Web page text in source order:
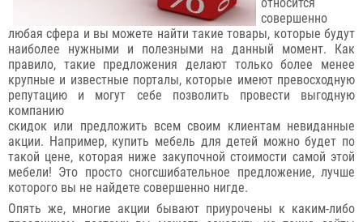
совершенно
любая сфера и вы можете найти такие товары, которые будут
наиболее нужными и полезными на данный момент. Как
правило, такие предложения делают только более менее
крупные и известные порталы, которые имеют превосходную
репутацию и могут себе позволить провести выгодную
компанию
скидок или предложить всем своим клиентам невиданные
акции. Например, купить мебель для детей можно будет по
такой цене, которая ниже закупочной стоимости самой этой
мебели! Это просто сногсшибательное предложение, лучше
которого вы не найдете совершенно нигде.
Опять же, многие акции бывают приурочены к каким-либо